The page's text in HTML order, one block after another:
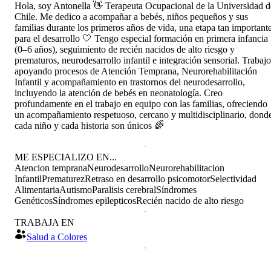
Hola, soy Antonella 👋 Terapeuta Ocupacional de la Universidad
Chile. Me dedico a acompañar a bebés, niños pequeños y sus
familias durante los primeros años de vida, una etapa tan
para el desarrollo 🤍 Tengo especial formación en primera infancia
(0–6 años), seguimiento de recién nacidos de alto riesgo y
prematuros, neurodesarrollo infantil e integración sensorial. Trabajo
apoyando procesos de Atención Temprana, Neurorehabilitación
Infantil y acompañamiento en trastornos del neurodesarrollo,
incluyendo la atención de bebés en neonatología. Creo
profundamente en el trabajo en equipo con las familias, ofreciendo
un acompañamiento respetuoso, cercano y multidisciplinario,
cada niño y cada historia son únicos 🌈
ME ESPECIALIZO EN...
Atencion tempranaNeurodesarrolloNeurorehabilitacion
InfantilPrematurezRetraso en desarrollo psicomotorSelectividad
AlimentariaAutismoParalisis cerebralSíndromes
GenéticosSíndromes epilepticosRecién nacido de alto riesgo
TRABAJA EN
Salud a Colores